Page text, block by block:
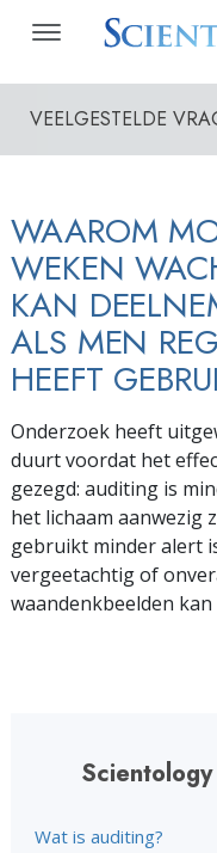
VEELGESTELDE
WAAROM
WEKEN
KAN
ALS MEN
HEEFT
Onderzoek heeft
duurt voordat het
gezegd: auditing is
het lichaam aanwezig
gebruikt minder alert
vergeetachtig of
waandenkbeelden
Wat is auditing?